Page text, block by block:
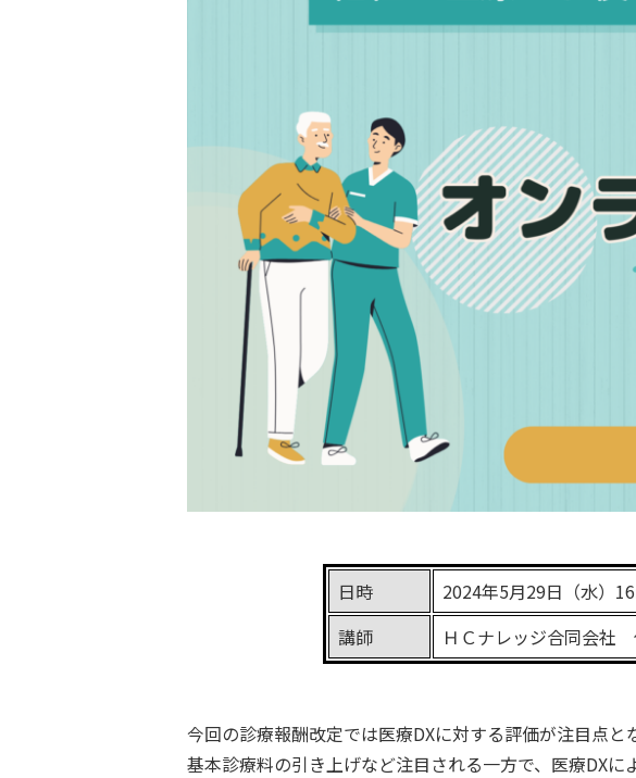
日時
2024年5月29日（水）
講師
ＨＣナレッジ合同会
今回の診療報酬改定では医療DXに対する評価が注目点と
基本診療料の引き上げなど注目される一方で、医療DX